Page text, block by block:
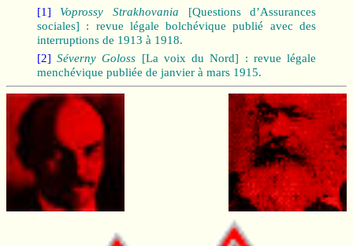
[1] Voprossy Strakhovania [Questions d’Assurances
sociales] : revue légale bolchévique publié avec des
interruptions de 1913 à 1918.
[2] Séverny Goloss [La voix du Nord] : revue légale
menchévique publiée de janvier à mars 1915.